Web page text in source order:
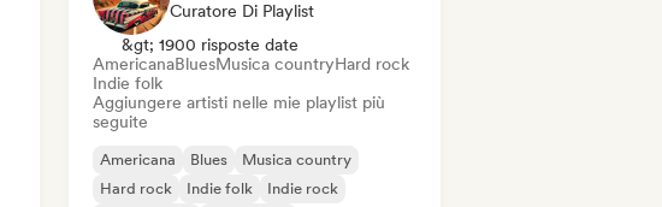
Curatore Di Playlist
&gt; 1900 risposte date
AmericanaBluesMusica countryHard rock
Indie folk
Aggiungere artisti nelle mie playlist più
seguite
Americana Blues
Musica country
Hard rock
Indie folk
Indie rock